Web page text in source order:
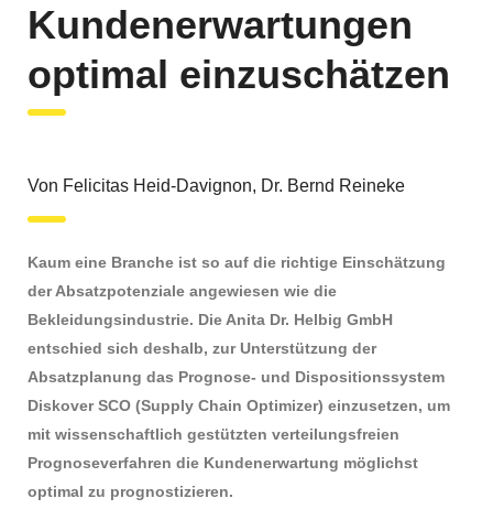
Kundenerwartungen
optimal einzuschätzen
Von Felicitas Heid-Davignon, Dr. Bernd Reineke
Kaum eine Branche ist so auf die richtige Einschätzung
der Absatzpotenziale angewiesen wie die
Bekleidungsindustrie. Die Anita Dr. Helbig GmbH
entschied sich deshalb, zur Unterstützung der
Absatzplanung das Prognose- und Dispositionssystem
Diskover SCO (Supply Chain Optimizer) einzusetzen, um
mit wissenschaftlich gestützten verteilungsfreien
Prognoseverfahren die Kundenerwartung möglichst
optimal zu prognostizieren.